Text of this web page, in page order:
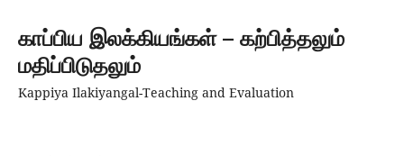
காப்பிய இலக்கியங்கள் – கற்பித்தலும்
மதிப்பிடுதலும்
Kappiya Ilakiyangal-Teaching and Evaluation